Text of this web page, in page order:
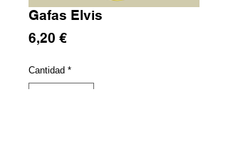
Gafas Elvis
6,20 €Precio
Cantidad *